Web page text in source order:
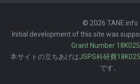
© 2026 TANE.info
Initial development of this site was
Grant Number
本サイトの立ちあげはJSPS科研費
です。